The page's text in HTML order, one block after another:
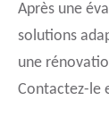
Après une
solutions
une
Contactez-le